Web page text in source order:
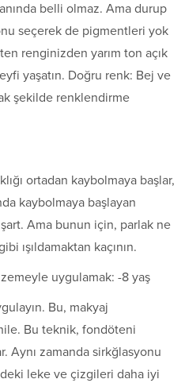
belli olmaz. Ama durup
seçerek de pigmentleri yok
renginizden yarım ton açık
yaşatın. Doğru renk: Bej ve
şekilde renklendirme
ortadan kaybolmaya başlar,
kaybolmaya başlayan
şart. Ama bunun için, parlak ne
ışıldamaktan kaçının.
uygulamak: -8 yaş
Bu, makyaj
Bu teknik, fondöteni
Aynı zamanda sirkğlasyonu
leke ve çizgileri daha iyi